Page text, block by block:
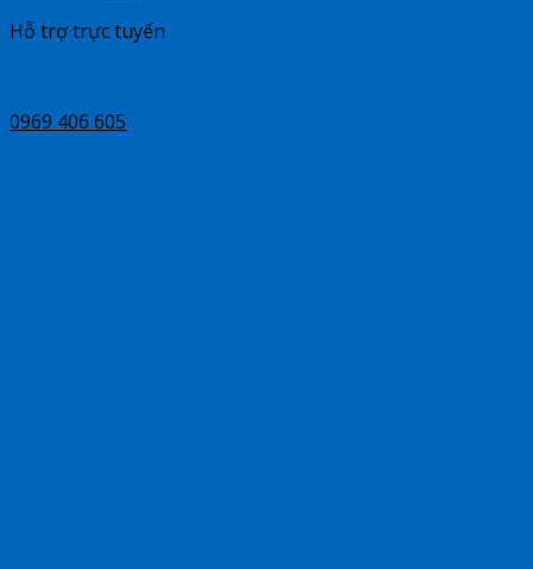
Hỗ trợ trực tuyến
0969 406 605